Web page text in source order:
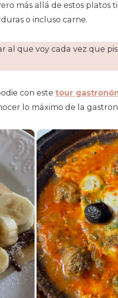
más allá de estos platos
o incluso carne.
al que voy cada vez que
con este tour
lo máximo de la